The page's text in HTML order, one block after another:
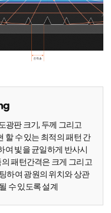
광판 크기, 두께 그리고
할 수 있는 최적의 패턴 간
여 빛을 균일하게 반사시
패턴간격은 크게 그리고
하여 광원의 위치와 상관
수 있도록 설계